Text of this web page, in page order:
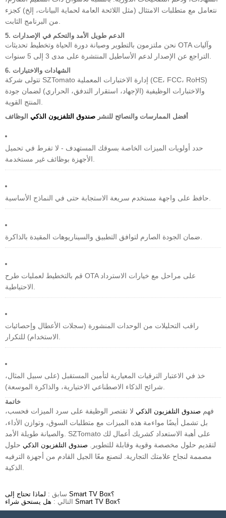
نتعامل مع متطلبات الامتثال (مثل اللائحة العامة لحماية البيانات، إلخ) كجزء
5. الدعم طويل الأمد والتحكم في الإصدارات
نحن ملتزمون بالتطوير وصيانة دورة الحياة وتخطيط تحديثات OTA وآليات
6. الشهادات والاختبارات
تتولى شركة SZTomato إدارة الاختبارات المعملية (CE، FCC، RoHS)
والاختبارات الوظيفية (الإجهاد، استقرار التدفق، الحراري) لضمان جودة
أفضل الممارسات والنصائح للنشر صندوق التلفزيون الذكي الوظائف
حدد أولويات الميزات الخاصة بسوقك المستهدف - لا تفرط في تحميل
قم بالتخطيط لعمليات طرح OTA على مراحل مع خيارات الاسترداد
راقب التحليلات من الوحدات المنشورة (سجلات الأعطال وإحصائيات
خذ في الاعتبار الترقيات المعيارية لتأمين المستقبل (على سبيل المثال،
خاتمة
فهم صندوق التلفزيون الذكي لا تقتصر الوظيفة على سرد الميزات فحسب،
بل تشمل أيضًا مواءمة هذه الميزات مع متطلبات السوق، وتوازن الأداء،
والصيانة طويلة الأمد. SZTomato على أهبة الاستعداد كشريك أعمال لك
لتقديم حلول مخصصة وقوية وقابلة للتطوير. صندوق التلفزيون الذكي حلول
مصممة لنجاح علامتك التجارية. لنصنع معًا الجيل القادم من أجهزة الترفيه
سابق :
لماذا تحتاج إلى Smart TV Box؟
التالي :
هل يستحق شراء Smart TV Box؟